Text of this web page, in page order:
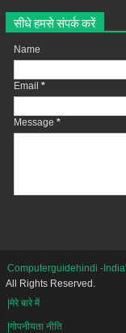
सीधे हमसे संपर्क करें
Name
Email *
Message *
Computerguidehindi -
All Rights Reserved.
|मेरे बारे में
|गोपनीयता नीति